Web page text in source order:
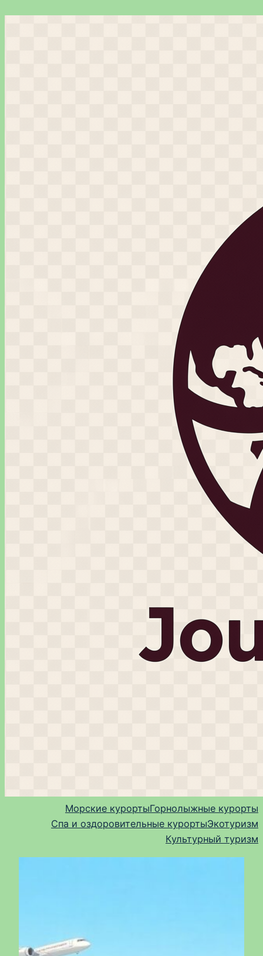
Морские курортыГорнолыжные курорты
Спа и оздоровительные курортыЭкотуризм
Культурный туризм